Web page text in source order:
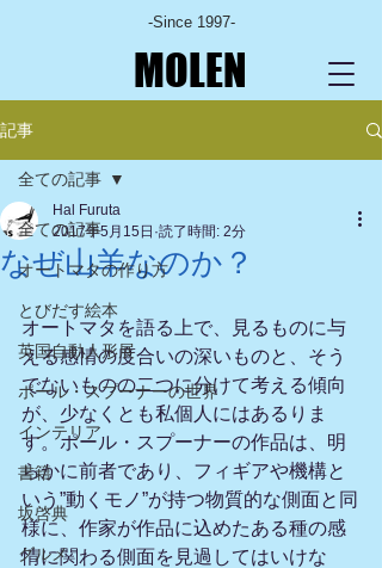
-Since 1997-
MOLEN
記事
全ての記事
オートマタの作り方
とびだす絵本
英国自動人形展
ポール・スプーナーの世界
インテリア
書籍
坂啓典
グルメ
全ての記事
なぜ山羊なのか？
Hal Furuta
2017年5月15日 読了時間: 2分
オートマタを語る上で、見るものに与
える感情の度合いの深いものと、そう
でないものの二つに分けて考える傾向
が、少なくとも私個人にはあるりま
す。ポール・スプーナーの作品は、明
らかに前者であり、フィギアや機構と
いう”動くモノ”が持つ物質的な側面と同
様に、作家が作品に込めたある種の感
情に関わる側面を見過してはいけな